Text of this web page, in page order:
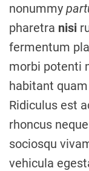
nonummy
pharetra nisi
fermentum
morbi potenti
habitant
Ridiculus est
rhoncus
sociosqu
vehicula